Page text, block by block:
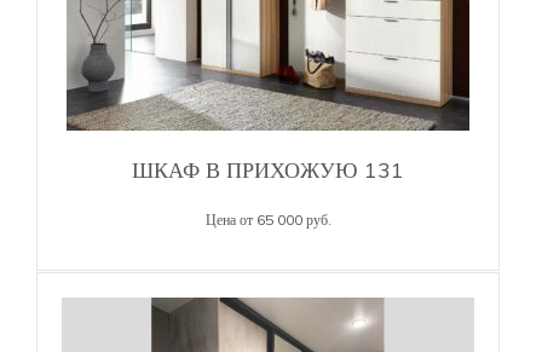
ШКАФ В ПРИХОЖУЮ 131
Цена от 65 000 руб.